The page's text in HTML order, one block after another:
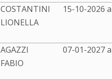
COSTANTINI
LIONELLA
15-10-2026
AGAZZI
FABIO
07-01-2027